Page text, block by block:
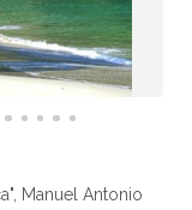
Manuel Antonio